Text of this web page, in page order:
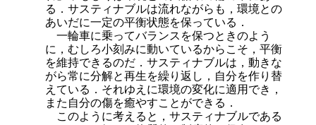
る．サスティナブルは流れながらも，環境との
あいだに一定の平衡状態を保っている．
一輪車に乗ってバランスを保つときのよう
に，むしろ小刻みに動いているからこそ，平衡
を維持できるのだ．サスティナブルは，動きな
がら常に分解と再生を繰り返し，自分を作り替
えている．それゆえに環境の変化に適用でき，
また自分の傷を癒やすことができる．
このように考えると，サスティナブルである